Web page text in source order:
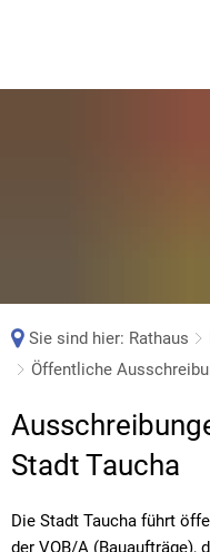
Sie sind hier: Rathaus
Öffentliche
Öffentliche
Ausschreibungen
Stadt Taucha
Die Stadt Taucha führt
der VOB/A (Bauaufträge),